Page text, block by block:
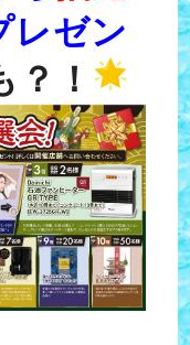
レゼン
？！